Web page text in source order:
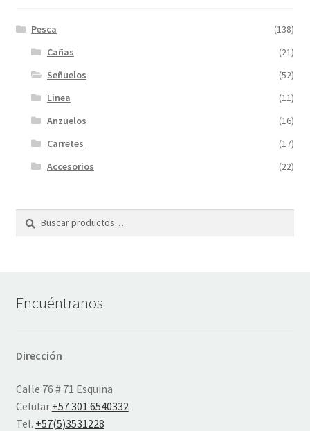
Pesca
(138)
Cañas
(21)
Señuelos
(52)
Linea
(11)
Anzuelos
(16)
Carretes
(17)
Accesorios
(22)
Buscar
Buscar
Encuéntranos
Dirección
Calle 76 # 71 Esquina
Celular +57 301 6540332
Tel. +57(5)3531228